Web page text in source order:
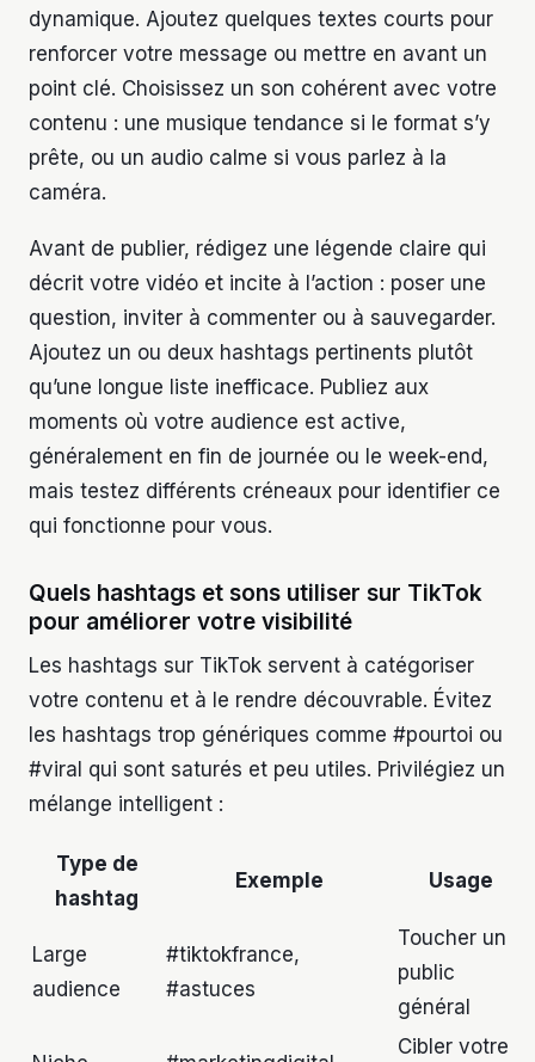
dynamique. Ajoutez quelques textes courts pour
renforcer votre message ou mettre en avant un
point clé. Choisissez un son cohérent avec votre
contenu : une musique tendance si le format s’y
prête, ou un audio calme si vous parlez à la
caméra.
Avant de publier, rédigez une légende claire qui
décrit votre vidéo et incite à l’action : poser une
question, inviter à commenter ou à sauvegarder.
Ajoutez un ou deux hashtags pertinents plutôt
qu’une longue liste inefficace. Publiez aux
moments où votre audience est active,
généralement en fin de journée ou le week-end,
mais testez différents créneaux pour identifier ce
qui fonctionne pour vous.
Quels hashtags et sons utiliser sur TikTok
pour améliorer votre visibilité
Les hashtags sur TikTok servent à catégoriser
votre contenu et à le rendre découvrable. Évitez
les hashtags trop génériques comme #pourtoi ou
#viral qui sont saturés et peu utiles. Privilégiez un
mélange intelligent :
Type de
hashtag
Exemple Usage
Large
audience
#tiktokfrance,
#astuces
Toucher un
public
général
Cibler votre